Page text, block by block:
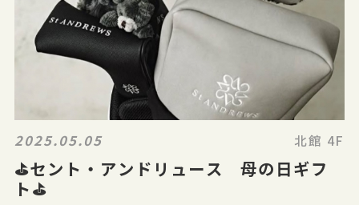
2025.05.05 北館 4F
⛳️セント・アンドリュース 母の日ギフ
ト⛳️